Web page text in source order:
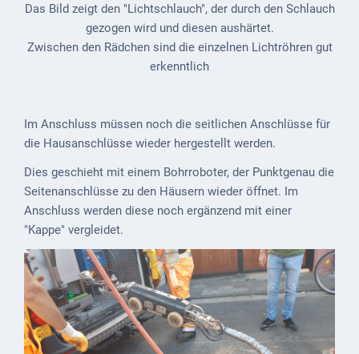
Elternausschuss
Das Bild zeigt den "Lichtschlauch", der durch den Schlauch
gezogen wird und diesen aushärtet.
Zwischen den Rädchen sind die einzelnen Lichtröhren gut
erkenntlich
Im Anschluss müssen noch die seitlichen Anschlüsse für
die Hausanschlüsse wieder hergestellt werden.
Dies geschieht mit einem Bohrroboter, der Punktgenau die
Seitenanschlüsse zu den Häusern wieder öffnet. Im
Anschluss werden diese noch ergänzend mit einer
"Kappe" vergleidet.